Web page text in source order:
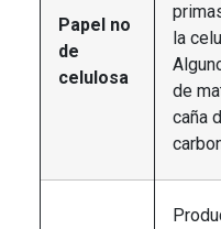
Papel no
de
celulosa
la
de
caña